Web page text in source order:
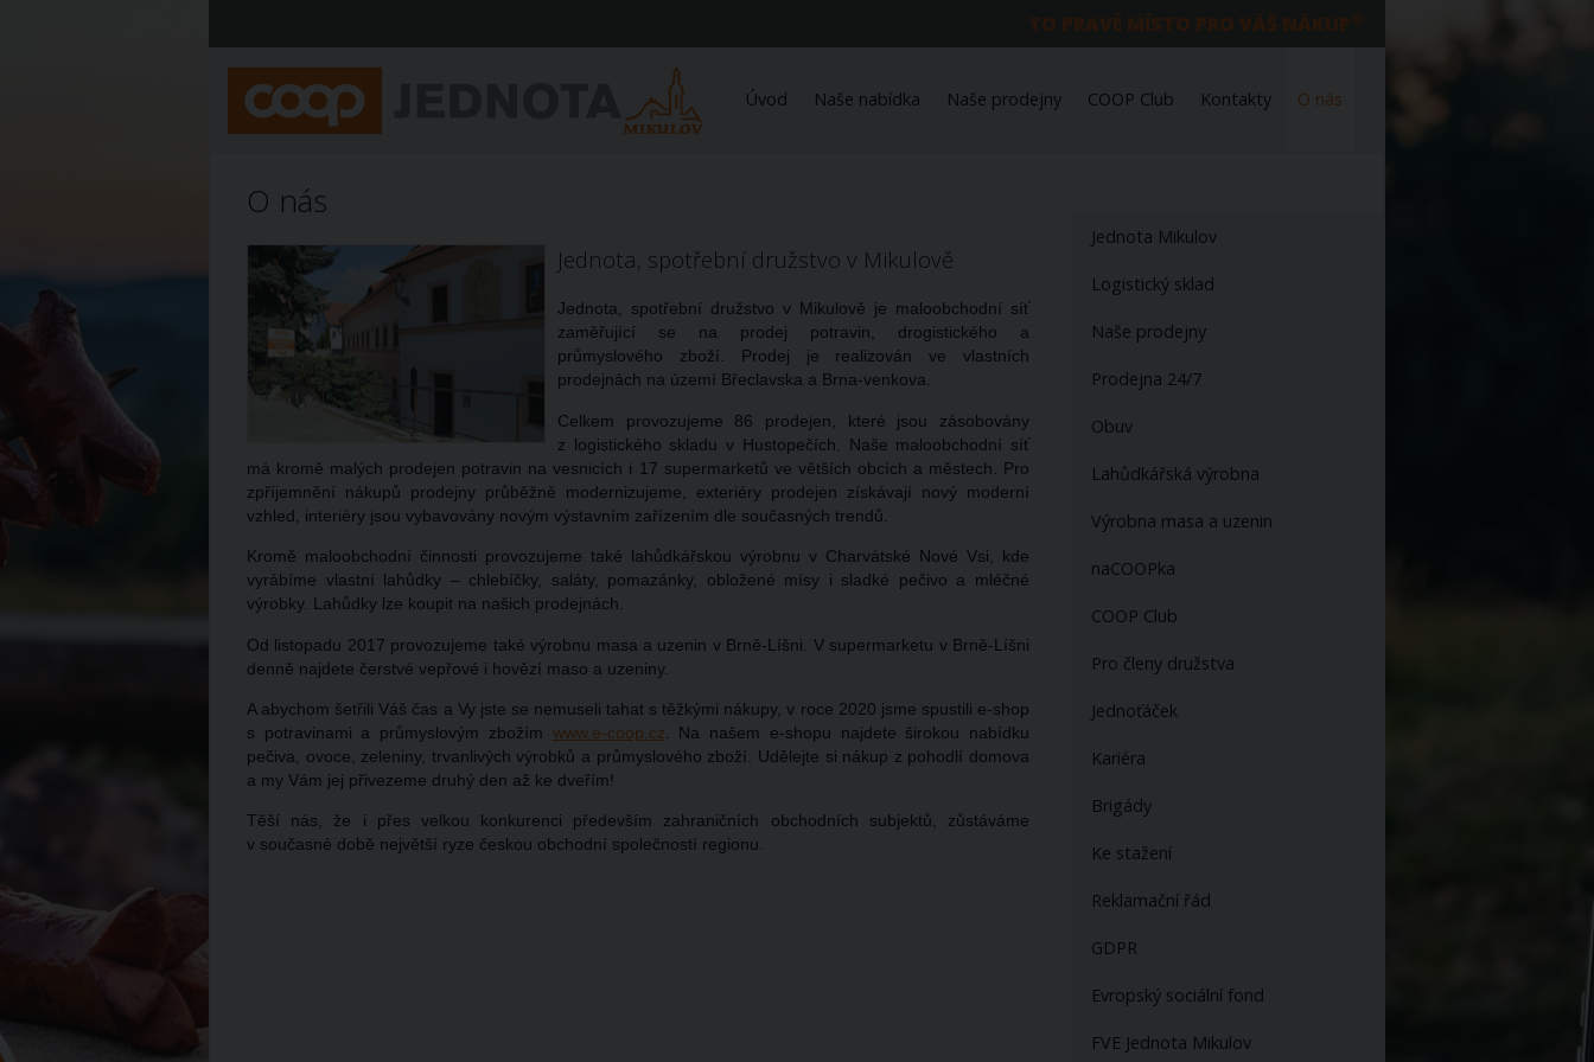
Úvod Naše nabídka Naše prodejny COOP Club Kontakty O nás
Jednota Mikulov
Logistický sklad
Naše prodejny
Prodejna 24/7
Obuv
Lahůdkářská výrobna
Výrobna masa a uzenin
naCOOPka
COOP Club
Pro členy družstva
Jednoťáček
Kariéra
Brigády
Ke stažení
Reklamační řád
GDPR
Evropský sociální fond
FVE Jednota Mikulov
O nás
Jednota, spotřební družstvo v Mikulově
Jednota, spotřební družstvo v Mikulově je maloobchodní síť
zaměřující se na prodej potravin, drogistického a
průmyslového zboží. Prodej je realizován ve vlastních
prodejnách na území Břeclavska a Brna-venkova.
Celkem provozujeme 86 prodejen, které jsou zásobovány
z logistického skladu v Hustopečích. Naše maloobchodní síť
má kromě malých prodejen potravin na vesnicích i 17 supermarketů ve větších obcích a městech. Pro
zpříjemnění nákupů prodejny průběžně modernizujeme, exteriéry prodejen získávají nový moderní
vzhled, interiéry jsou vybavovány novým výstavním zařízením dle současných trendů.
Kromě maloobchodní činnosti provozujeme také lahůdkářskou výrobnu v Charvátské Nové Vsi, kde
vyrábíme vlastní lahůdky – chlebíčky, saláty, pomazánky, obložené mísy i sladké pečivo a mléčné
výrobky. Lahůdky lze koupit na našich prodejnách.
Od listopadu 2017 provozujeme také výrobnu masa a uzenin v Brně-Líšni. V supermarketu v Brně-Líšni
denně najdete čerstvé vepřové i hovězí maso a uzeniny.
A abychom šetřili Váš čas a Vy jste se nemuseli tahat s těžkými nákupy, v roce 2020 jsme spustili e-shop
s potravinami a průmyslovým zbožím www.e-coop.cz . Na našem e-shopu najdete širokou nabídku
pečiva, ovoce, zeleniny, trvanlivých výrobků a průmyslového zboží. Udělejte si nákup z pohodlí domova
a my Vám jej přivezeme druhý den až ke dveřím!
Těší nás, že i přes velkou konkurenci především zahraničních obchodních subjektů, zůstáváme
v současné době největší ryze českou obchodní společností regionu.